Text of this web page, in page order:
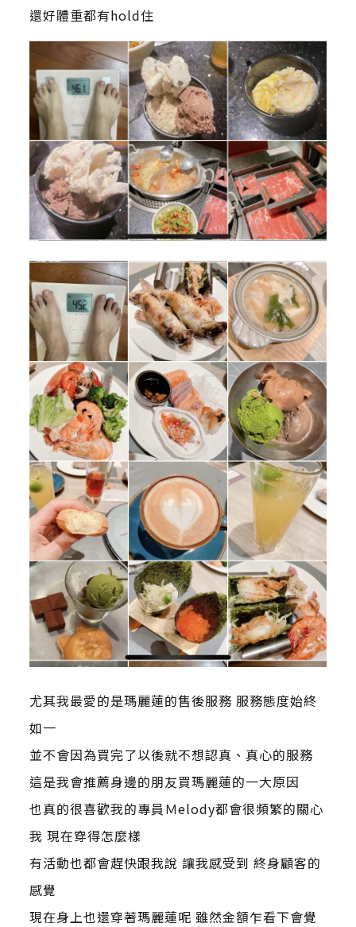
還好體重都有hold住
尤其我最愛的是瑪麗蓮的售後服務 服務態度始終
如一
並不會因為買完了以後就不想認真、真心的服務
這是我會推薦身邊的朋友買瑪麗蓮的一大原因
也真的很喜歡我的專員Ｍelody都會很頻繁的關心
我 現在穿得怎麼樣
有活動也都會趕快跟我說 讓我感受到 終身顧客的
感覺
現在身上也還穿著瑪麗蓮呢 雖然金額乍看下會覺